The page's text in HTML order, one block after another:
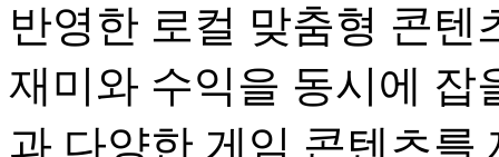
반영한 로컬 맞춤형 콘텐
재미와 수익을 동시에 잡
과 다양한 게임 콘텐츠를